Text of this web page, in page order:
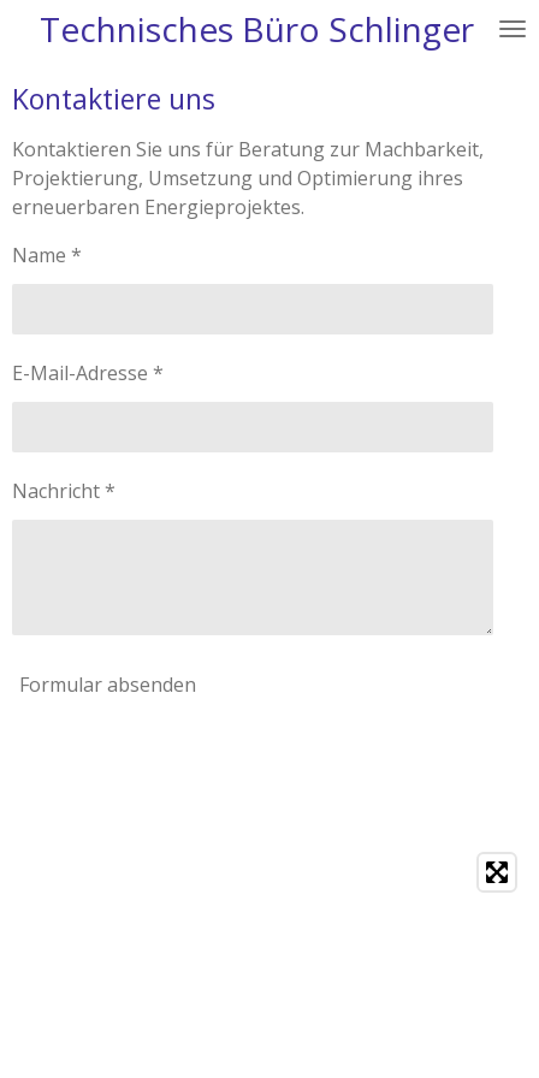
ZumTechnisches Büro Schlinger
Kontaktiere uns
Kontaktieren Sie uns für Beratung zur Machbarkeit,
Projektierung, Umsetzung und Optimierung ihres
erneuerbaren Energieprojektes.
Name *
E-Mail-Adresse *
Nachricht *
Formular absenden